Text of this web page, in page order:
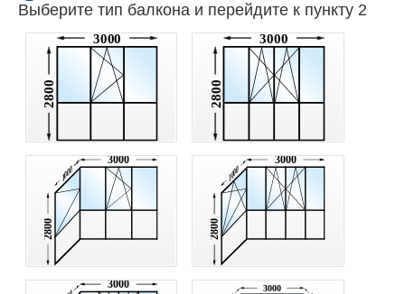
Выберите тип балкона и перейдите к пункту 2